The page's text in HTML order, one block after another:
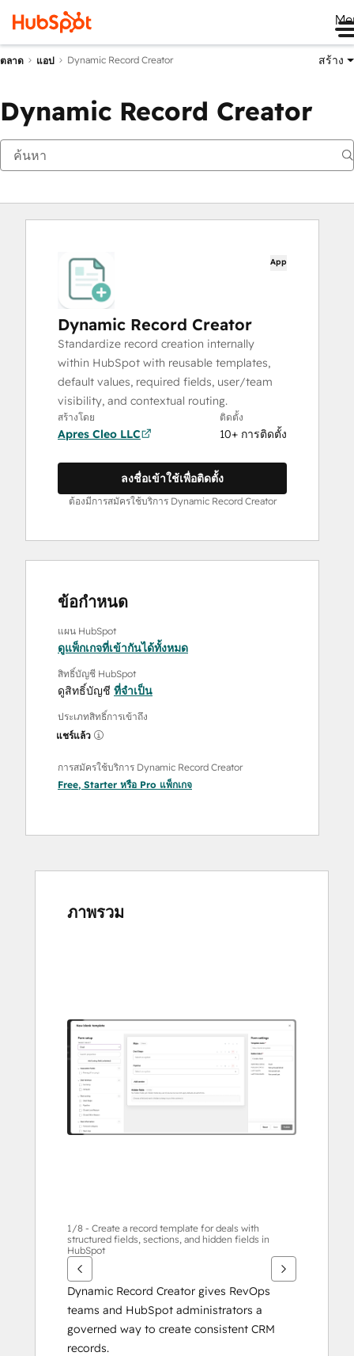
ตลาด แอป Dynamic Record Creator สร้าง
Dynamic Record Creator
App
Dynamic Record Creator
Standardize record creation internally
within HubSpot with reusable templates,
default values, required fields, user/team
visibility, and contextual routing.
สร้างโดย
Apres Cleo LLC
ติดตั้ง
10+ การติดตั้ง
ลงชื่อเข้าใช้เพื่อติดตั้ง
ต้องมีการสมัครใช้บริการ Dynamic Record Creator
ข้อกำหนด
แผน HubSpot
ดูแพ็กเกจที่เข้ากันได้ทั้งหมด
สิทธิ์บัญชี HubSpot
ดูสิทธิ์บัญชี ที่จำเป็น
ประเภทสิทธิ์การเข้าถึง
แชร์แล้ว
การสมัครใช้บริการ Dynamic Record Creator
Free, Starter หรือ Pro แพ็กเกจ
ภาพรวม
เพื่อ
ราย
รอื่นๆ
1/8 - Create a record template for deals with
structured fields, sections, and hidden fields in
HubSpot
Dynamic Record Creator gives RevOps
teams and HubSpot administrators a
governed way to create consistent CRM
records.